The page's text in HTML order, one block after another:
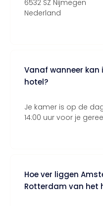
6532 SZ Nijmegen
Nederland
Vanaf wanneer kan
hotel?
Je kamer is op de
14:00 uur voor je
Hoe ver liggen
Rotterdam van het